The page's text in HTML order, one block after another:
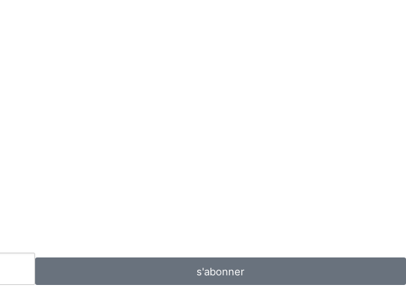
s'abonner